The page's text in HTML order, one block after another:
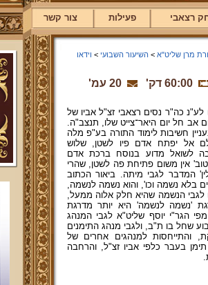
רצאבי פעילות צור קשר
מרן שליט"א > השיעור השבועי > וידאו
60:00 דק' 20 עמ'
כה"ר נסים רצאבי זצ"ל אביו של
אב חל יום היאר־צייט שלו, תנצב"ה.
חשיבות לימוד התורה בע"פ מלה
אל יפתח אדם פיו לשטן, שלוש
לשואל מדוע בנוסח ברכת אדם
אין משום פתיחת פה לשטן, שהרי
המדבר לגבי מיתה. ביאור הכתוב
בלא נשמה וכו', והוא נשמה לנשמה,
לגבי הנשמה שהיא חלק אלוה ממעל,
'נשמה לנשמה' היא יותר מדרגת
הגר"י יוסף שליט"א לגבי המנהג
שחל בו ת"ב, ולגבי מנהג התימנים
והתייחסות למנהגים אחרים של
בעבר כלפי אביו זצ"ל, והרחבה